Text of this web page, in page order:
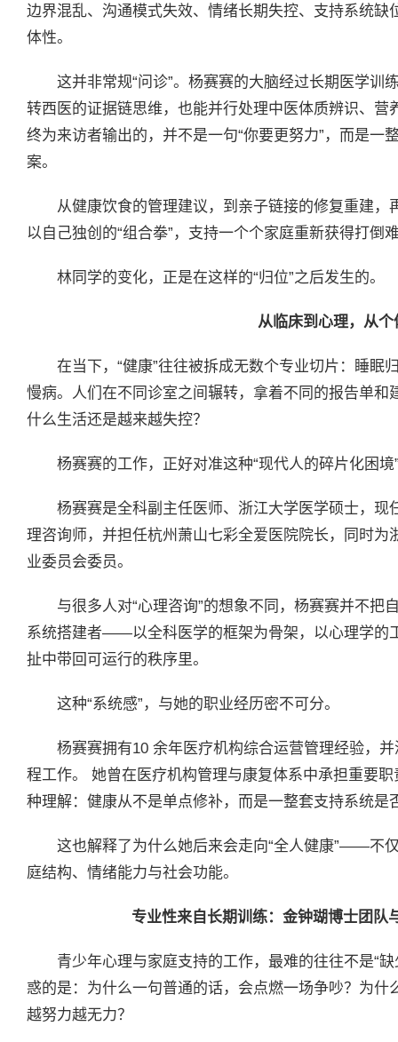
边界混乱、沟通模式失效、情绪长期失控、支持系统
体性。
这并非常规“问诊”。杨赛赛的大脑经过长期医学训
转西医的证据链思维，也能并行处理中医体质辨识、
终为来访者输出的，并不是一句“你要更努力”，而是一
案。
从健康饮食的管理建议，到亲子链接的修复重建
以自己独创的“组合拳”，支持一个个家庭重新获得打倒
林同学的变化，正是在这样的“归位”之后发生的。
从临床到心理，从个
在当下，“健康”往往被拆成无数个专业切片：睡眠
慢病。人们在不同诊室之间辗转，拿着不同的报告单
什么生活还是越来越失控？
杨赛赛的工作，正好对准这种“现代人的碎片化困境
杨赛赛是全科副主任医师、浙江大学医学硕士，
理咨询师，并担任杭州萧山七彩全爱医院院长，同时
业委员会委员。
与很多人对“心理咨询”的想象不同，杨赛赛并不把
系统搭建者——以全科医学的框架为骨架，以心理学的
扯中带回可运行的秩序里。
这种“系统感”，与她的职业经历密不可分。
杨赛赛拥有10 余年医疗机构综合运营管理经验，
程工作。 她曾在医疗机构管理与康复体系中承担重要
种理解：健康从不是单点修补，而是一整套支持系统是
这也解释了为什么她后来会走向“全人健康”——不
庭结构、情绪能力与社会功能。
专业性来自长期训练：金钟瑚博士团队
青少年心理与家庭支持的工作，最难的往往不是“
惑的是：为什么一句普通的话，会点燃一场争吵？为
越努力越无力？